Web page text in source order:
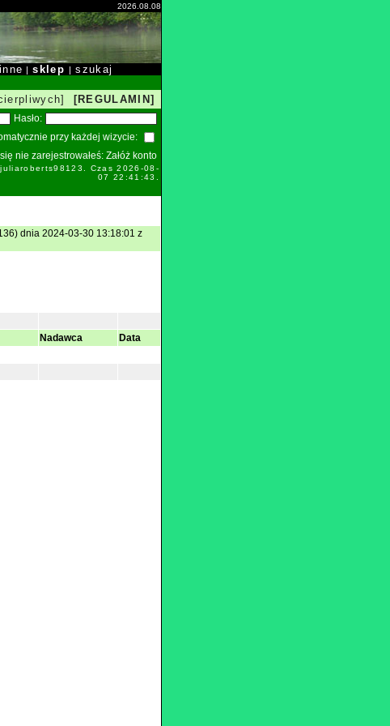
2026.08.08
inne |sklep |szukaj
[REGULAMIN]
Hasło:
przy każdej wizycie:
nie zarejestrowałeś: Załóż konto
Czas 2026-08-
07 22:41:43.
dnia 2024-03-30 13:18:01 z
Nadawca
Data